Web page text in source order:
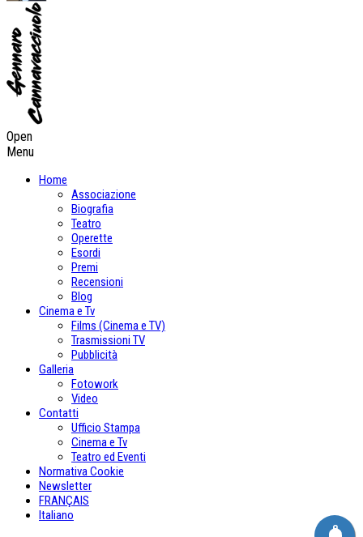
Open
Menu
Home
Associazione
Biografia
Teatro
Operette
Esordi
Premi
Recensioni
Blog
Cinema e Tv
Films (Cinema e TV)
Trasmissioni TV
Pubblicità
Galleria
Fotowork
Video
Contatti
Ufficio Stampa
Cinema e Tv
Teatro ed Eventi
Normativa Cookie
Newsletter
FRANÇAIS
Italiano